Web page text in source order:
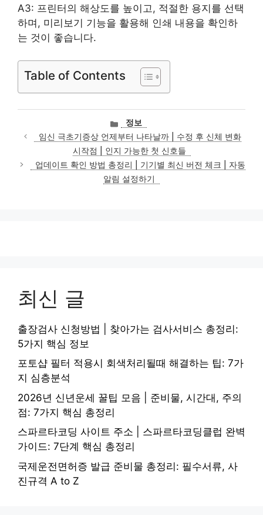
A3: 프린터의 해상도를 높이고, 적절한 용지를 선택
하며, 미리보기 기능을 활용해 인쇄 내용을 확인하
는 것이 좋습니다.
Table of Contents
카
테
고
리
정보
임신 극초기증상 언제부터 나타날까 | 수정 후 신체 변화
시작점 | 인지 가능한 첫 신호들
업데이트 확인 방법 총정리 | 기기별 최신 버전 체크 | 자동
알림 설정하기
최신 글
출장검사 신청방법 | 찾아가는 검사서비스 총정리:
5가지 핵심 정보
포토샵 필터 적용시 회색처리될때 해결하는 팁: 7가
지 심층분석
2026년 신년운세 꿀팁 모음 | 준비물, 시간대, 주의
점: 7가지 핵심 총정리
스파르타코딩 사이트 주소 | 스파르타코딩클럽 완벽
가이드: 7단계 핵심 총정리
국제운전면허증 발급 준비물 총정리: 필수서류, 사
진규격 A to Z